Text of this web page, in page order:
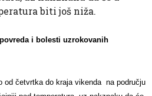
biti još niža.
i bolesti uzrokovanih
od četvrtka do kraja vikenda na području